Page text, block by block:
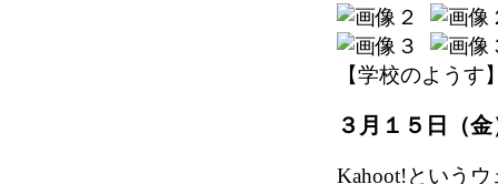
【学校のようす
３月１５日（
Kahoot!という